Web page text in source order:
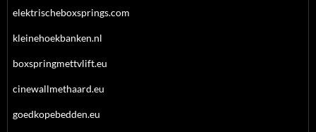
elektrischeboxsprings.com
kleinehoekbanken.nl
boxspringmettvlift.eu
cinewallmethaard.eu
goedkopebedden.eu